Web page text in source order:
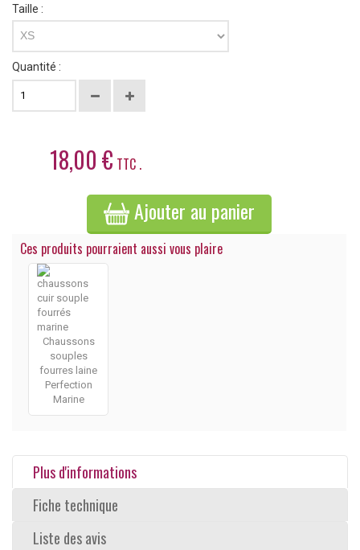
Taille :
XS
Quantité :
18,00 € TTC .
Ajouter au panier
Ces produits pourraient aussi vous plaire
Chaussons
souples
fourres laine
Perfection
Marine
Plus d'informations
Fiche technique
Liste des avis